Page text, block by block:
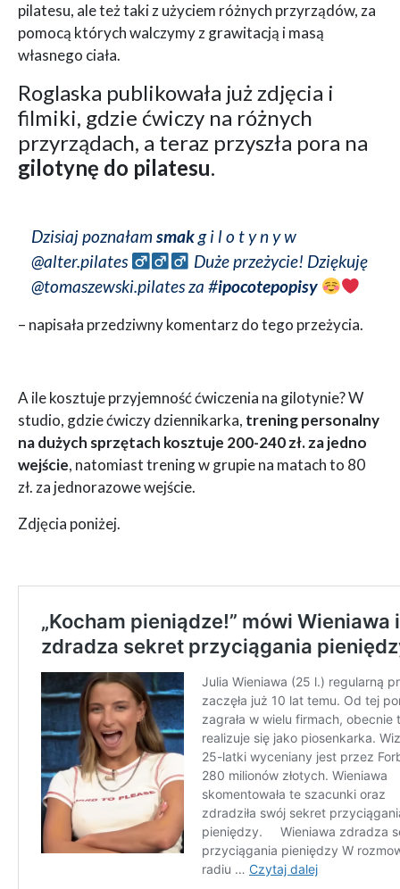
pilatesu, ale też taki z użyciem różnych przyrządów, za
pomocą których walczymy z grawitacją i masą
własnego ciała.
Roglaska publikowała już zdjęcia i
filmiki, gdzie ćwiczy na różnych
przyrządach, a teraz przyszła pora na
gilotynę do pilatesu.
Dzisiaj poznałam smakg i l o t y n y w
@alter.pilates ‍
Duże przeżycie! Dziękuję
@tomaszewski.pilates za #ipocotepopisy
– napisała przedziwny komentarz do tego przeżycia.
A ile kosztuje przyjemność ćwiczenia na gilotynie? W
studio, gdzie ćwiczy dziennikarka, trening personalny
na dużych sprzętach kosztuje 200-240 zł. za jedno
wejście, natomiast trening w grupie na matach to 80
zł. za jednorazowe wejście.
Zdjęcia poniżej.